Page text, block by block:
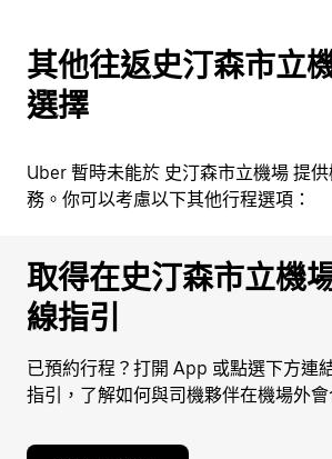
其他往返史汀森市立
選擇
Uber 暫時未能於 史汀森市立機場 提
務。你可以考慮以下其他行程選項：
取得在史汀森市立機
線指引
已預約行程？打開 App 或點選下方連
指引，了解如何與司機夥伴在機場外會